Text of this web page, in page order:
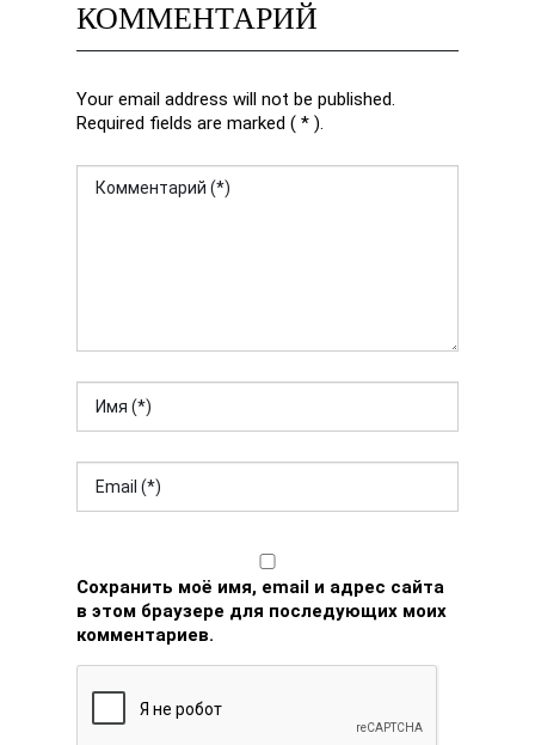
КОММЕНТАРИЙ
Your email address will not be published.
Required fields are marked ( * ).
Сохранить моё имя, email и адрес сайта
в этом браузере для последующих моих
комментариев.